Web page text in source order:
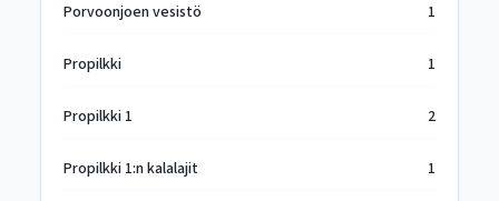
Porvoonjoen vesistö 1
Propilkki 1
Propilkki 1 2
Propilkki 1:n kalalajit 1